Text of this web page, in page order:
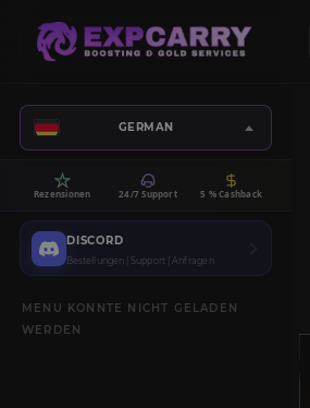
GERMAN
Rezensionen 24/7 Support 5 % Cashback
DISCORD
Bestellungen | Support | Anfragen
MENU KONNTE NICHT GELADEN
WERDEN